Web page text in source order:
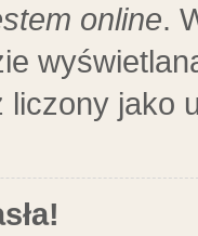
online.
liczony jako